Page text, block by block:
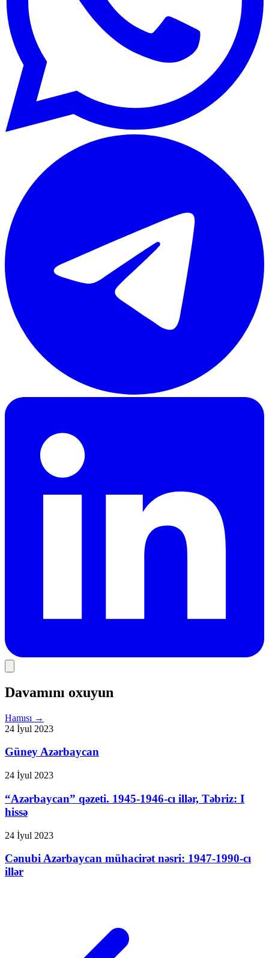
Davamını oxuyun
Hamısı →
24 İyul 2023
Güney Azərbaycan
24 İyul 2023
“Azərbaycan” qəzeti. 1945-1946-cı illər, Təbriz: I
hissə
24 İyul 2023
Cənubi Azərbaycan mühacirət nəsri: 1947-1990-cı
illər